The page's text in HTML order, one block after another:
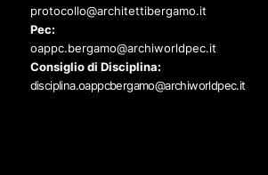
protocollo@architettibergamo.it
Pec:
oappc.bergamo@archiworldpec.it
Consiglio di Disciplina:
disciplina.oappcbergamo@archiworldpec.it